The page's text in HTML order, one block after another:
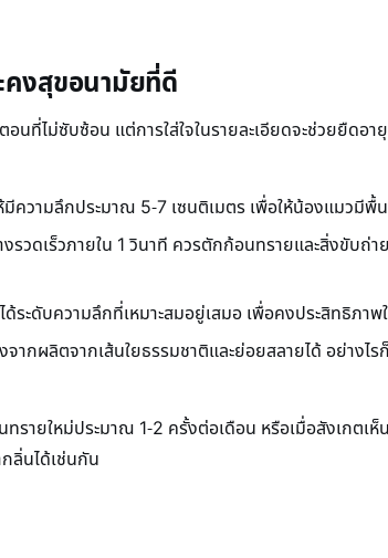
คงสุขอนามัยที่ดี
ที่ไม่ซับซ้อน แต่การใส่ใจในรายละเอียดจะช่วยยืดอ
มีความลึกประมาณ 5-7 เซนติเมตร เพื่อให้น้องแมวมี
รวดเร็วภายใน 1 วินาที ควรตักก้อนทรายและสิ่งขับ
ะดับความลึกที่เหมาะสมอยู่เสมอ เพื่อคงประสิทธิภาพ
ากผลิตจากเส้นใยธรรมชาติและย่อยสลายได้ อย่าง
รายใหม่ประมาณ 1-2 ครั้งต่อเดือน หรือเมื่อสังเกต
ลิ่นได้เช่นกัน